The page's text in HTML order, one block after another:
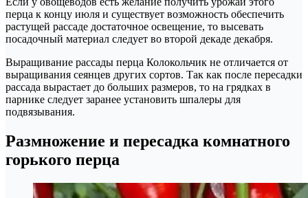
перца к концу июля и существует возможность обеспечить
растущей рассаде достаточное освещение, то высевать
посадочный материал следует во второй декаде декабря.
Выращивание рассады перца Колокольчик не отличается от
выращивания сеянцев других сортов. Так как после пересадки
рассада вырастает до больших размеров, то на грядках в
парнике следует заранее установить шпалеры для
подвязывания.
Размножение и пересадка комнатного
горького перца